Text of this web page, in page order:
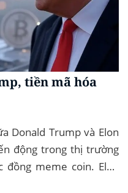
tiền mã hóa
Donald Trump và Elon
động trong thị trường
meme coin. Elon